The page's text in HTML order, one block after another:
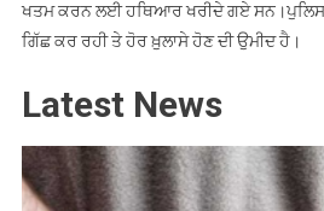
ਖਤਮ ਕਰਨ ਲਈ ਹਥਿਆਰ ਖਰੀਦੇ ਗਏ ਸਨ।ਪੁਲਿਸ
ਗਿੱਛ ਕਰ ਰਹੀ ਤੇ ਹੋਰ ਖ਼ੁਲਾਸੇ ਹੋਣ ਦੀ ਉਮੀਦ ਹੈ।
Latest News